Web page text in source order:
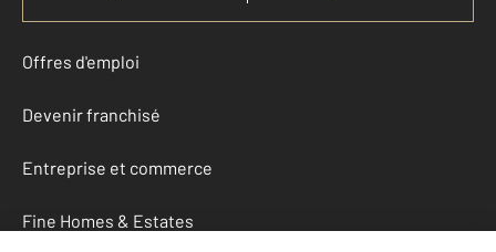
Offres d'emploi
Devenir franchisé
Entreprise et commerce
Fine Homes & Estates